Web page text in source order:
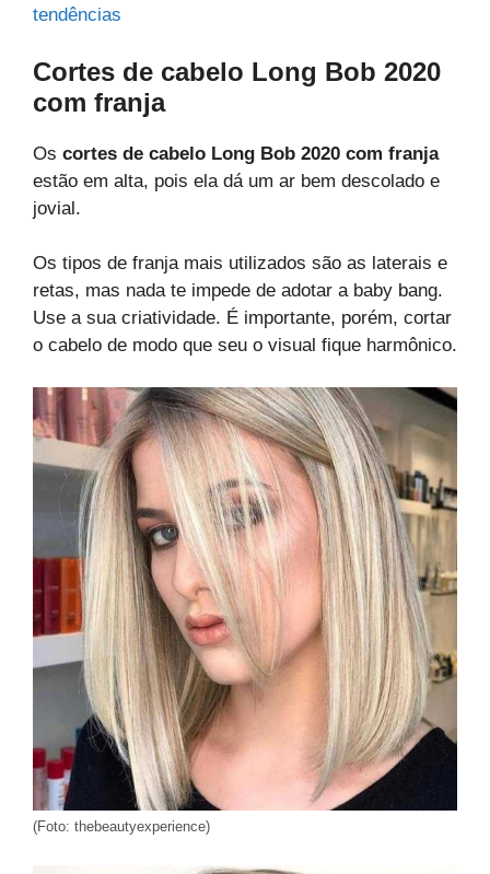
tendências
Cortes de cabelo Long Bob 2020
com franja
Os cortes de cabelo Long Bob 2020 com franja
estão em alta, pois ela dá um ar bem descolado e
jovial.
Os tipos de franja mais utilizados são as laterais e
retas, mas nada te impede de adotar a baby bang.
Use a sua criatividade. É importante, porém, cortar
o cabelo de modo que seu o visual fique harmônico.
(Foto: thebeautyexperience)